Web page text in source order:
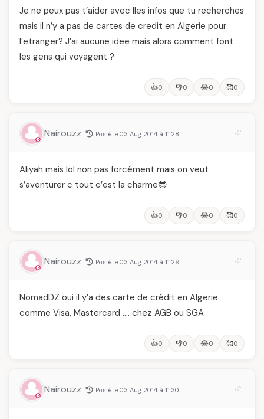
Je ne peux pas t’aider avec lles infos que tu recherches
mais il n’y a pas de cartes de credit en Algerie pour
l’etranger? J’ai aucune idee mais alors comment font
les gens qui voyagent ?
👍0 👎0 😂0 🥰0
Nairouzz Posté le 03 Aug 2014 à 11:28
Aliyah mais lol non pas forcément mais on veut
s’aventurer c tout c’est la charme😎
👍0 👎0 😂0 🥰0
Nairouzz Posté le 03 Aug 2014 à 11:29
NomadDZ oui il y’a des carte de crédit en Algerie
comme Visa, Mastercard …. chez AGB ou SGA
👍0 👎0 😂0 🥰0
Nairouzz Posté le 03 Aug 2014 à 11:30